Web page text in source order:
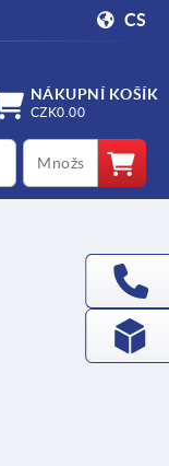
CS
NÁKUPNÍ KOŠÍK
CZK0.00
qty